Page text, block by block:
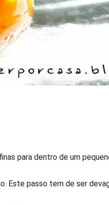
para dentro de um
Este passo tem de ser